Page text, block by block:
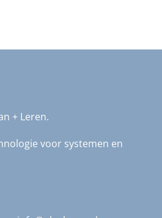
+ Leren.
voor systemen en